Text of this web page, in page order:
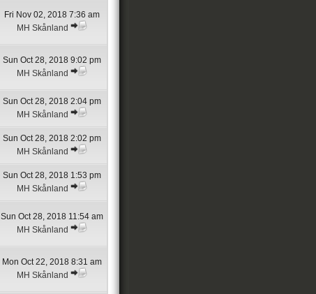
Fri Nov 02, 2018 7:36 am
MH Skånland
Sun Oct 28, 2018 9:02 pm
MH Skånland
Sun Oct 28, 2018 2:04 pm
MH Skånland
Sun Oct 28, 2018 2:02 pm
MH Skånland
Sun Oct 28, 2018 1:53 pm
MH Skånland
Sun Oct 28, 2018 11:54 am
MH Skånland
Mon Oct 22, 2018 8:31 am
MH Skånland